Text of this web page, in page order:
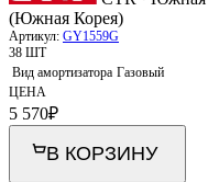
(Южная Корея)
Артикул: GY1559G
38 ШТ
Вид амортизатора Газовый
ЦЕНА
5 570₽
В КОРЗИНУ